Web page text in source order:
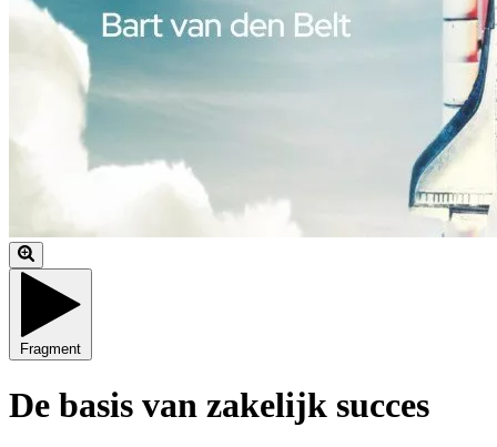
Fragment
De basis van zakelijk succes